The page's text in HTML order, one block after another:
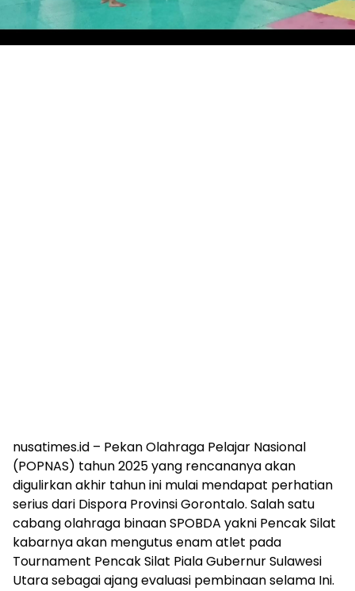
nusatimes.id – Pekan Olahraga Pelajar Nasional
(POPNAS) tahun 2025 yang rencananya akan
digulirkan akhir tahun ini mulai mendapat perhatian
serius dari Dispora Provinsi Gorontalo. Salah satu
cabang olahraga binaan SPOBDA yakni Pencak Silat
kabarnya akan mengutus enam atlet pada
Tournament Pencak Silat Piala Gubernur Sulawesi
Utara sebagai ajang evaluasi pembinaan selama Ini.